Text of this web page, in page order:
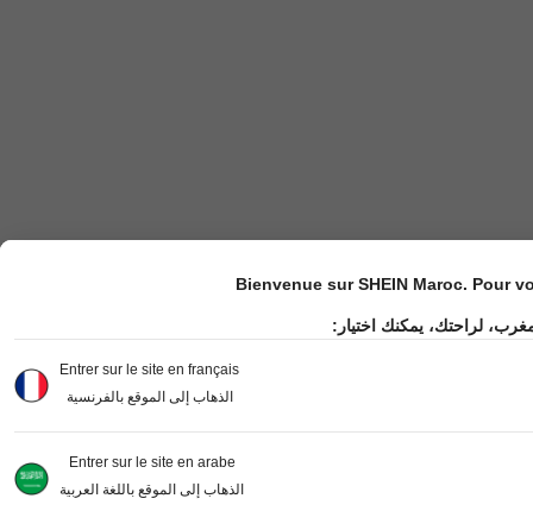
Bienvenue sur SHEIN Maroc. Pour
لراحتك، يمكنك اختيار:
Entrer sur le site en français
الذهاب إلى الموقع بالفرنسية
Entrer sur le site en arabe
الذهاب إلى الموقع باللغة العربية